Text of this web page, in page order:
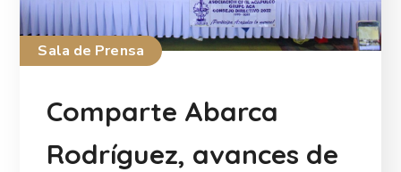
Sala de Prensa
Comparte Abarca
Rodríguez, avances de